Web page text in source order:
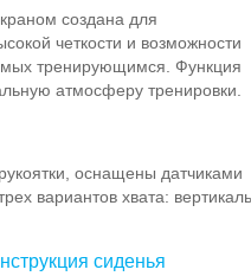
создана для
четкости и возможности
тренирующимся. Функция
атмосферу тренировки.
оснащены датчиками
вариантов хвата:
сиденья